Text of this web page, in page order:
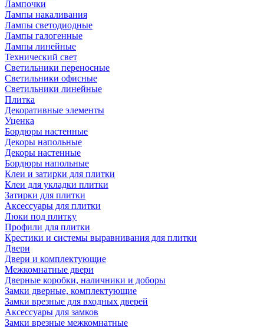
Лампочки
Лампы накаливания
Лампы светодиодные
Лампы галогенные
Лампы линейные
Технический свет
Светильники переносные
Светильники офисные
Светильники линейные
Плитка
Декоративные элементы
Уценка
Бордюры настенные
Декоры напольные
Декоры настенные
Бордюры напольные
Клеи и затирки для плитки
Клеи для укладки плитки
Затирки для плитки
Аксессуары для плитки
Люки под плитку
Профили для плитки
Крестики и системы выравнивания для плитки
Двери
Двери и комплектующие
Межкомнатные двери
Дверные коробки, наличники и доборы
Замки дверные, комплектующие
Замки врезные для входных дверей
Аксессуары для замков
Замки врезные межкомнатные